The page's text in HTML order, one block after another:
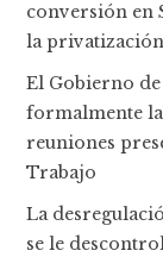
conversión en
la
El Gobierno
formalmente
reuniones
Trabajo
La
se le